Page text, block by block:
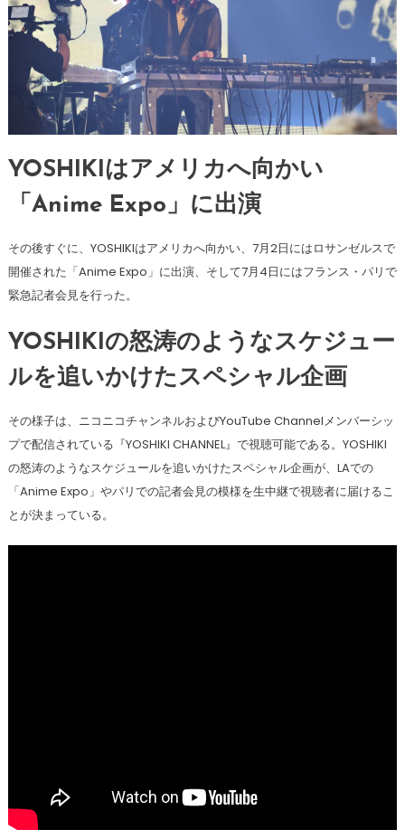
YOSHIKIはアメリカへ向かい
「Anime Expo」に出演
その後すぐに、YOSHIKIはアメリカへ向かい、7月2日にはロサンゼルスで
開催された「Anime Expo」に出演、そして7月4日にはフランス・パリで
緊急記者会見を行った。
YOSHIKIの怒涛のようなスケジュー
ルを追いかけたスペシャル企画
その様子は、ニコニコチャンネルおよびYouTube Channelメンバーシッ
プで配信されている『YOSHIKI CHANNEL』で視聴可能である。YOSHIKI
の怒涛のようなスケジュールを追いかけたスペシャル企画が、LAでの
「Anime Expo」やパリでの記者会見の模様を生中継で視聴者に届けるこ
とが決まっている。